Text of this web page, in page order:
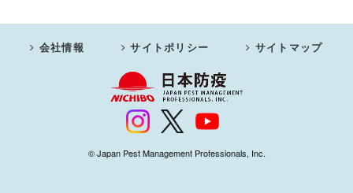
会社情報 サイトポリシー サイトマップ
© Japan Pest Management Professionals, Inc.